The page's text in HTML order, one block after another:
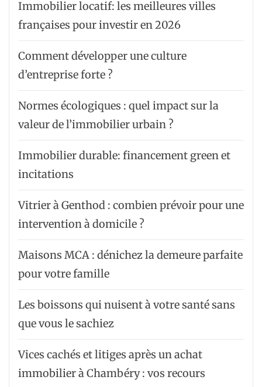
Immobilier locatif: les meilleures villes
françaises pour investir en 2026
Comment développer une culture
d’entreprise forte ?
Normes écologiques : quel impact sur la
valeur de l’immobilier urbain ?
Immobilier durable: financement green et
incitations
Vitrier à Genthod : combien prévoir pour une
intervention à domicile ?
Maisons MCA : dénichez la demeure parfaite
pour votre famille
Les boissons qui nuisent à votre santé sans
que vous le sachiez
Vices cachés et litiges après un achat
immobilier à Chambéry : vos recours